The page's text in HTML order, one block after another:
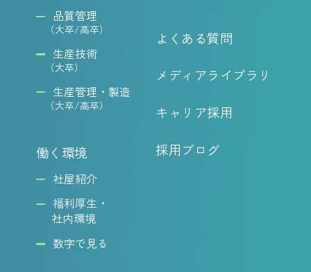
品質管理
（大卒/高卒）
生産技術
（大卒）
生産管理・製造
（大卒/高卒）
働く環境
社屋紹介
福利厚生・
社内環境
数字で見る
よくある質問
メディアライブラリ
キャリア採用
採用ブログ